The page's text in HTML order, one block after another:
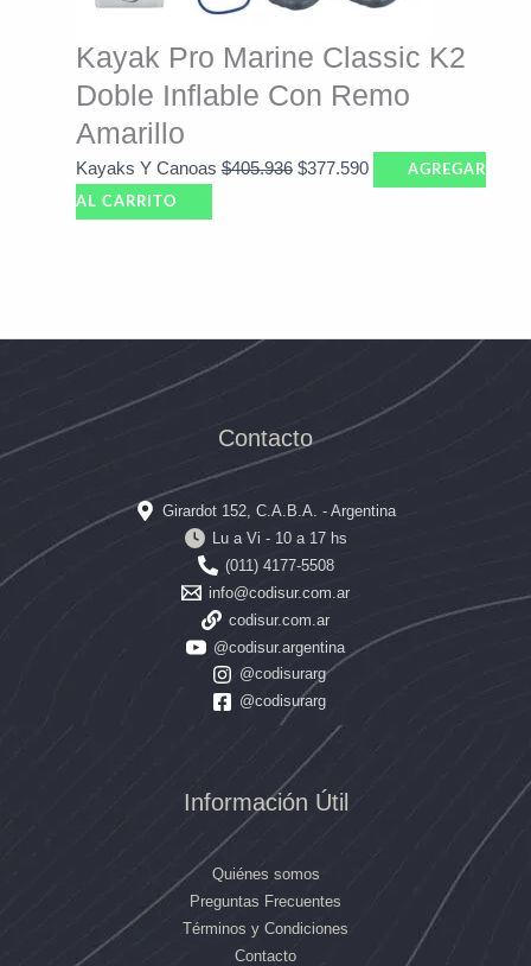
Kayak Pro Marine Classic K2
Doble Inflable Con Remo
Amarillo
Kayaks Y Canoas$405.936 $377.590 AGREGAR
AL CARRITO
Contacto
Girardot 152, C.A.B.A. - Argentina
Lu a Vi - 10 a 17 hs
(011) 4177-5508
info@codisur.com.ar
codisur.com.ar
@codisur.argentina
@codisurarg
@codisurarg
Información Útil
Quiénes somos
Preguntas Frecuentes
Términos y Condiciones
Contacto